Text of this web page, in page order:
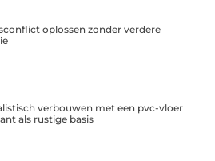
oplossen zonder verdere
verbouwen met een pvc-vloer
als rustige basis